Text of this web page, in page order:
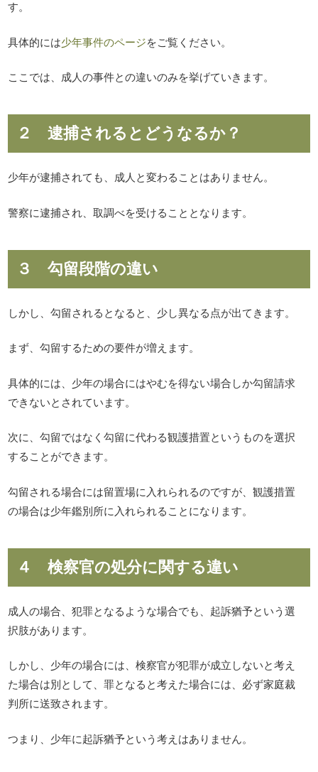
す。
具体的には少年事件のページをご覧ください。
ここでは、成人の事件との違いのみを挙げていきます。
２ 逮捕されるとどうなるか？
少年が逮捕されても、成人と変わることはありません。
警察に逮捕され、取調べを受けることとなります。
３ 勾留段階の違い
しかし、勾留されるとなると、少し異なる点が出てきます。
まず、勾留するための要件が増えます。
具体的には、少年の場合にはやむを得ない場合しか勾留請求
できないとされています。
次に、勾留ではなく勾留に代わる観護措置というものを選択
することができます。
勾留される場合には留置場に入れられるのですが、観護措置
の場合は少年鑑別所に入れられることになります。
４ 検察官の処分に関する違い
成人の場合、犯罪となるような場合でも、起訴猶予という選
択肢があります。
しかし、少年の場合には、検察官が犯罪が成立しないと考え
た場合は別として、罪となると考えた場合には、必ず家庭裁
判所に送致されます。
つまり、少年に起訴猶予という考えはありません。